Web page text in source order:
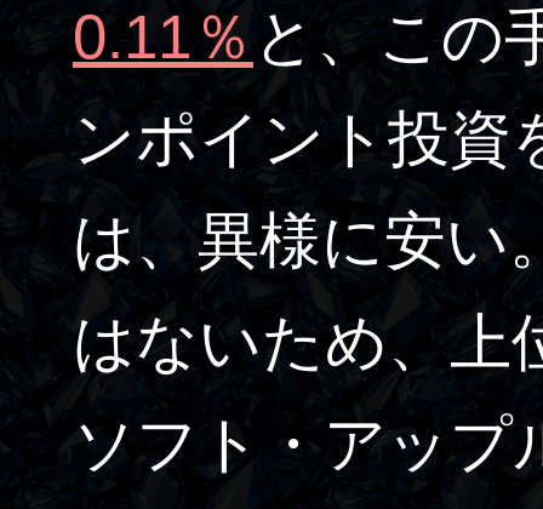
0.11％ と、この
ンポイント投資
は、異様に安い
はないため、上
ソフト・アップ